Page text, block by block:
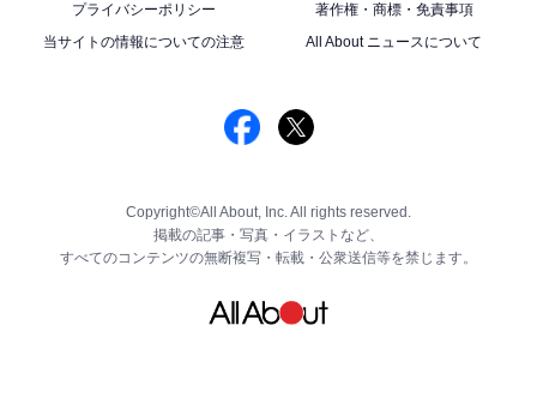
プライバシーポリシー
著作権・商標・免責事項
当サイトの情報についての注意
All About ニュースについて
Copyright©All About, Inc. All rights reserved.
掲載の記事・写真・イラストなど、
すべてのコンテンツの無断複写・転載・公衆送信等を禁じます。